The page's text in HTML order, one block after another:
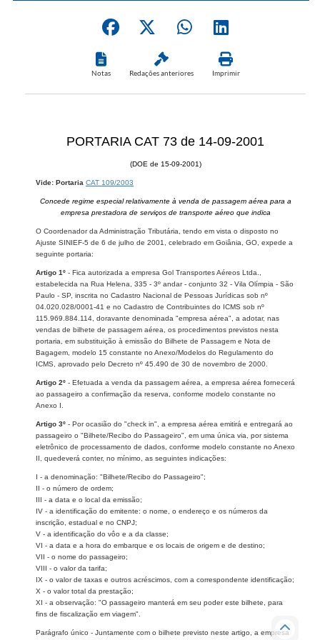
Notas Redações anteriores Imprimir
PORTARIA CAT 73 de 14-09-2001
(DOE de 15-09-2001)
Vide: Portaria CAT 109/2003
Concede regime especial relativamente à venda de passagem aérea para a
empresa prestadora de serviços de transporte aéreo que indica
O Coordenador da Administração Tributária, tendo em vista o disposto no
Ajuste SINIEF-5 de 6 de julho de 2001, celebrado em Goiânia, GO, expede a
seguinte portaria:
Artigo 1º - Fica autorizada a empresa Gol Transportes Aéreos Ltda.,
estabelecida na Rua Helena, 335 - 3º andar - conjunto 32 - Vila Olímpia - São
Paulo - SP, inscrita no Cadastro Nacional de Pessoas Jurídicas sob nº
04.020.028/0001-41 e no Cadastro de Contribuintes do ICMS sob nº
115.969.884.114, doravante denominada "empresa aérea", a adotar, nas
vendas de bilhete de passagem aérea, os procedimentos previstos nesta
portaria, em substituição à emissão do Bilhete de Passagem e Nota de
Bagagem, modelo 15 constante no Anexo/Modelos do Regulamento do
ICMS, aprovado pelo Decreto nº 45.490 de 30 de novembro de 2000.
Artigo 2º - Efetuada a venda da passagem aérea, a empresa aérea fornecerá
ao passageiro a confirmação da reserva, conforme modelo constante no
Anexo I.
Artigo 3º - Por ocasião do "check in", a empresa aérea emitirá e entregará ao
passageiro o "Bilhete/Recibo do Passageiro", em uma única via, por sistema
eletrônico de processamento de dados, conforme modelo constante no Anexo
II, quedeverá conter, no mínimo, as seguintes indicações:
I - a denominação: "Bilhete/Recibo do Passageiro";
II - o número de ordem;
III - a data e o local da emissão;
IV - a identificação do emitente: o nome, o endereço e os números da
inscrição, estadual e no CNPJ;
V - a identificação do vôo e a da classe;
VI - a data e a hora do embarque e os locais de origem e de destino;
VII - o nome do passageiro;
VIII - o valor da tarifa;
IX - o valor de taxas e outros acréscimos, com a correspondente identificação;
X - o valor total da prestação;
XI - a observação: "O passageiro manterá em seu poder este bilhete, para
fins de fiscalização em viagem".
Parágrafo único - Juntamente com o bilhete previsto neste artigo, a empresa